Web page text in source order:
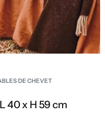
DE CHEVET
40 x H 59 cm